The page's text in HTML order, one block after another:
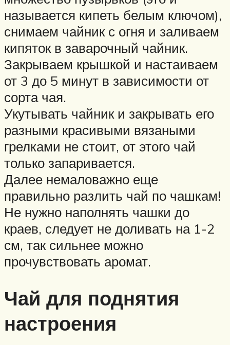
называется кипеть белым ключом),
снимаем чайник с огня и заливаем
кипяток в заварочный чайник.
Закрываем крышкой и настаиваем
от 3 до 5 минут в зависимости от
сорта чая.
Укутывать чайник и закрывать его
разными красивыми вязаными
грелками не стоит, от этого чай
только запаривается.
Далее немаловажно еще
правильно разлить чай по чашкам!
Не нужно наполнять чашки до
краев, следует не доливать на 1-2
см, так сильнее можно
прочувствовать аромат.
Чай для поднятия
настроения